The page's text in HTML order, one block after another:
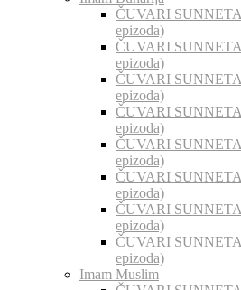
ČUVARI
epizoda)
ČUVARI
epizoda)
ČUVARI
epizoda)
ČUVARI
epizoda)
ČUVARI
epizoda)
ČUVARI
epizoda)
ČUVARI
epizoda)
ČUVARI
epizoda)
Imam Muslim